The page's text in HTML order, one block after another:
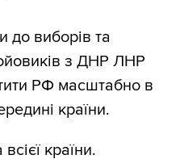
до виборів та
з ДНР ЛНР
РФ масштабно в
країни.
країни.